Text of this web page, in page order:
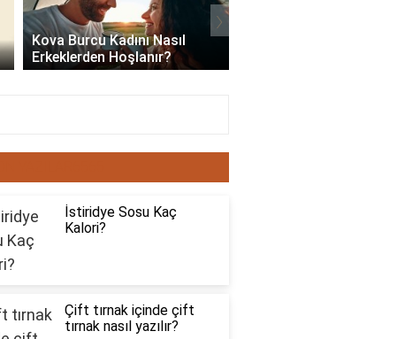
Kova Burcu Kadını Nasıl
Erkeklerden Hoşlanır?
›
İstiridye Sosu Kaç
Kalori?
Çift tırnak içinde çift
tırnak nasıl yazılır?